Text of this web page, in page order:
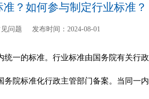
？如何参与制定行业标准？
问题 发布时间：2024-08-01
统一的标准。行业标准由国务院有关行政
务院标准化行政主管部门备案。当同一内